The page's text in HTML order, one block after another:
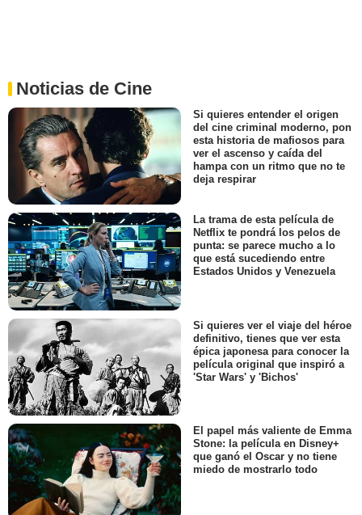
Noticias de Cine
Si quieres entender el origen
del cine criminal moderno, pon
esta historia de mafiosos para
ver el ascenso y caída del
hampa con un ritmo que no te
deja respirar
La trama de esta película de
Netflix te pondrá los pelos de
punta: se parece mucho a lo
que está sucediendo entre
Estados Unidos y Venezuela
Si quieres ver el viaje del héroe
definitivo, tienes que ver esta
épica japonesa para conocer la
película original que inspiró a
'Star Wars' y 'Bichos'
El papel más valiente de Emma
Stone: la película en Disney+
que ganó el Oscar y no tiene
miedo de mostrarlo todo